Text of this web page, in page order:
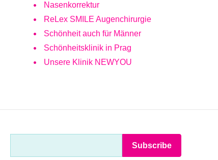
Nasenkorrektur
ReLex SMILE Augenchirurgie
Schönheit auch für Männer
Schönheitsklinik in Prag
Unsere Klinik NEWYOU